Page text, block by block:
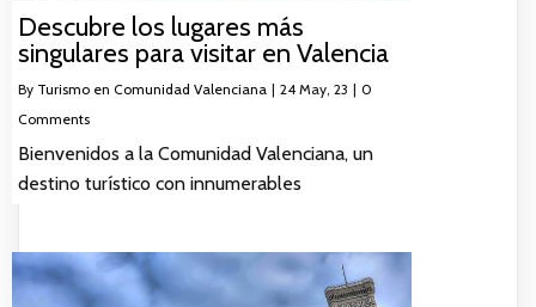
Descubre los lugares más
singulares para visitar en Valencia
By Turismo en Comunidad Valenciana | 24 May, 23 | 0
Comments
Bienvenidos a la Comunidad Valenciana, un
destino turístico con innumerables